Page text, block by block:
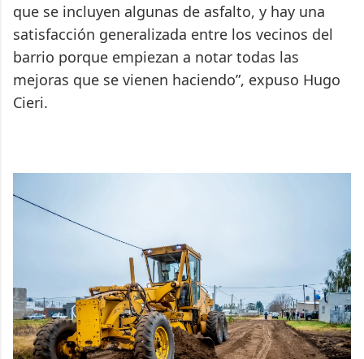
que se incluyen algunas de asfalto, y hay una
satisfacción generalizada entre los vecinos del
barrio porque empiezan a notar todas las
mejoras que se vienen haciendo”, expuso Hugo
Cieri.